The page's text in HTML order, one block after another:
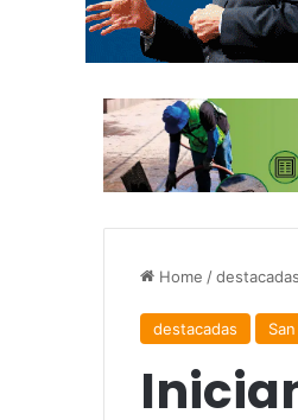
Home /destacadas
destacadas